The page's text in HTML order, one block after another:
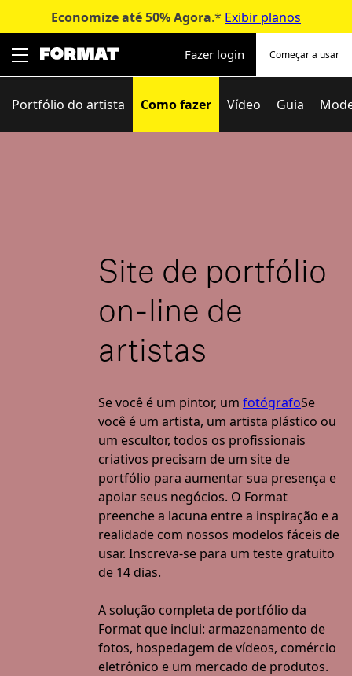
para
Economize até 50%Agora.* Exibir planos
>
Fazer login Começar a usar
Portfólio do artista Como fazer Vídeo Guia
Site de portfólio
on-line de
artistas
Se você é um pintor, um fotógrafoSe
você é um artista, um artista plástico ou
um escultor, todos os profissionais
criativos precisam de um site de
portfólio para aumentar sua presença e
apoiar seus negócios. O Format
preenche a lacuna entre a inspiração e a
realidade com nossos modelos fáceis de
usar. Inscreva-se para um teste gratuito
de 14 dias.
A solução completa de portfólio da
Format que inclui: armazenamento de
fotos, hospedagem de vídeos, comércio
eletrônico e um mercado de produtos.